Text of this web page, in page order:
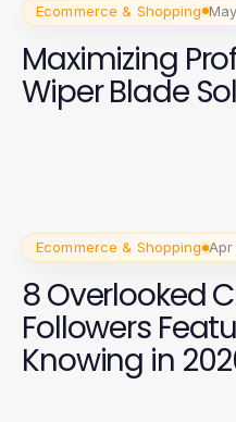
Ecommerce & Shopping
Maximizing
Wiper Blade
Ecommerce & Shopping Apr
8 Overlooked
Followers
Knowing in